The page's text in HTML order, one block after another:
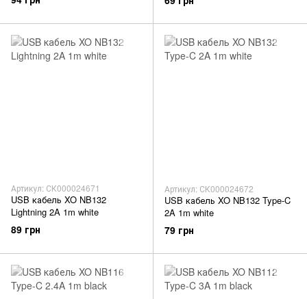
Артикул: СК000024671
USB кабель XO NB132
Lightning 2A 1m white
89 грн
Артикул: СК000024672
USB кабель XO NB132 Type-C
2A 1m white
79 грн